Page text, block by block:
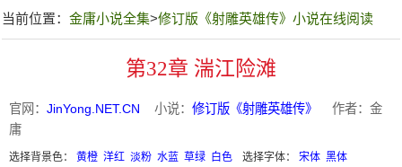
当前位置： 金庸小说全集>修订版《射雕英雄传》小说在线阅读
第32章 湍江险滩
官网： JinYong.NET.CN 小说： 修订版《射雕英雄传》
作者：金
庸
选择背景色： 黄橙 洋红 淡粉 水蓝 草绿 白色 选择字体： 宋体 黑体